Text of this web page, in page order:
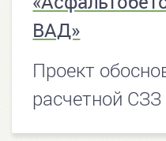
ВАД»
Проект
расчетной СЗЗ